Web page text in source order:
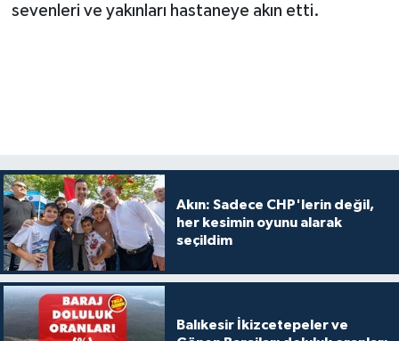
sevenleri ve yakınları hastaneye akın etti.
Akın: Sadece CHP'lerin değil,
her kesimin oyunu alarak
seçildim
Balıkesir İkizcetepeler ve